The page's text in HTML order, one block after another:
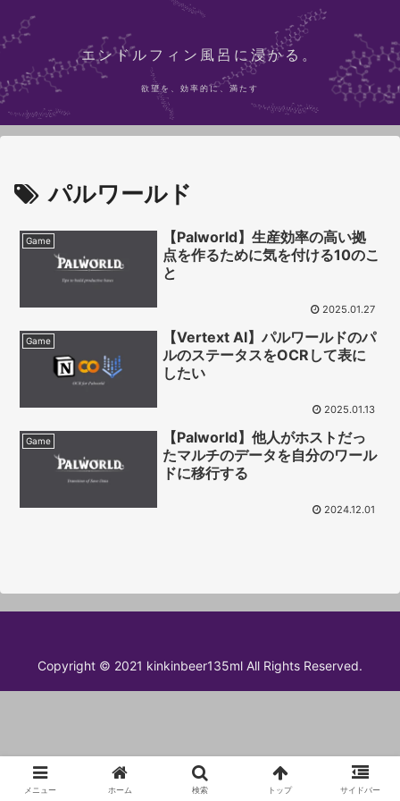
エンドルフィン風呂に浸かる。
欲望を、効率的に、満たす
パルワールド
Game
【Palworld】生産効率の高い拠
点を作るために気を付ける10のこ
と
2025.01.27
Game
【Vertext AI】パルワールドのパ
ルのステータスをOCRして表に
したい
2025.01.13
Game
【Palworld】他人がホストだっ
たマルチのデータを自分のワール
ドに移行する
2024.12.01
Copyright © 2021 kinkinbeer135ml All Rights Reserved.
メニュー ホーム 検索 トップ サイドバー